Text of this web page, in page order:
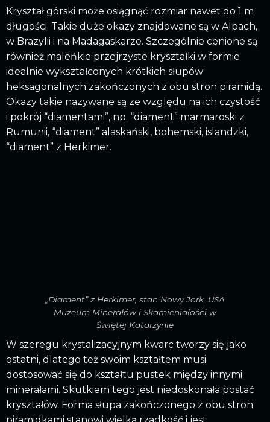
Kryształ górski może osiągnąć rozmiar nawet do 1 m
długości. Takie duże okazy znajdowane są w Alpach,
w Brazylii i na Madagaskarze. Szczególnie cenione są
również maleńkie przejrzyste kryształki w formie
idealnie wykształconych krótkich słupów
heksagonalnych zakończonych z obu stron piramidą.
Okazy takie nazywane są ze względu na ich czystość
i pokrój “diamentami”, np. “diament” marmaroski z
Rumunii, “diament” alaskański, bohemski, islandzki,
“diament” z Herkimer.
„Diament” z Herkimer, stan Nowy Jork, USA
Muzeum Minerałów i Skamieniałości w
Świętej Katarzynie
W szeregu krystalizacyjnym kwarc tworzy się jako
ostatni, dlatego też swoim kształtem musi
dostosować się do kształtu pustek między innymi
minerałami. Skutkiem tego jest niedoskonała postać
kryształów. Forma słupa zakończonego z obu stron